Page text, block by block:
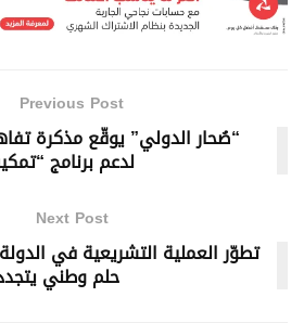
Previous Post
“صُحار الدولي” يوقّع مذكرة
لدعم برنامج
Next Post
تطوّر العملية التشريعية في
حلم وطني